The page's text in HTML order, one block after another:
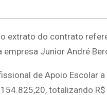
extrato do contrato
Junior André
de Apoio Escolar
totalizando